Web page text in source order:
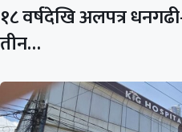
१८ वर्षदेखि अलपत्र
तीन…